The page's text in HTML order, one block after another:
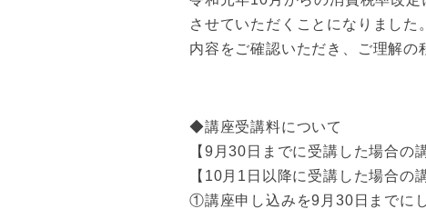
させていただくことになりました。
内容をご確認いただき、ご理解の
◆講座受講料について
【9月30日までに受講した場合の
【10月1日以降に受講した場合の
①講座申し込みを9月30日までに